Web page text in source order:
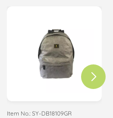
Item No.: SY-DB18109GR